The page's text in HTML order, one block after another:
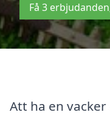
Få 3
Att ha en